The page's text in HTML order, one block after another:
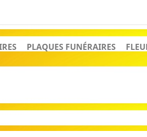
PLAQUES FUNÉRAIRES